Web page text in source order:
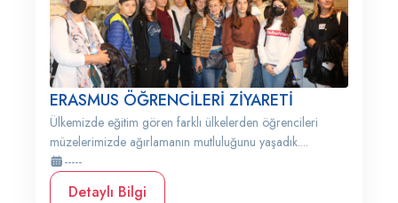
ERASMUS ÖĞRENCİLERİ ZİYARETİ
Ülkemizde eğitim gören farklı ülkelerden öğrencileri
müzelerimizde ağırlamanın mutluluğunu yaşadık....
-----
Detaylı Bilgi